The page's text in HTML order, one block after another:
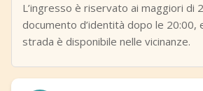
L’ingresso è riservato ai maggiori di
documento d’identità dopo le 20:00,
strada è disponibile nelle vicinanze.